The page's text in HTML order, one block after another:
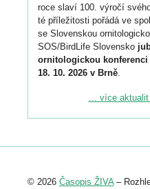
roce slaví 100. výročí
té příležitosti pořádá ve
se Slovenskou
SOS/BirdLife Slovensko
ornitologickou konferenci
18. 10. 2026 v Brně.
Podrobnější informace ke
Registrovat se můžete do
abstraktu přihlášené
... více
© 2026 Časopis ŽIVA–